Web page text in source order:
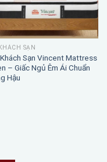
SẠN
Sạn Vincent Mattress
– Giấc Ngủ Êm Ái Chuẩn
Hậu